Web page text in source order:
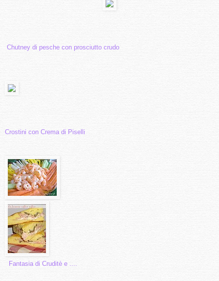
Chutney di pesche con prosciutto crudo
Crostini con Crema di Piselli
Fantasia di Cruditè e ....